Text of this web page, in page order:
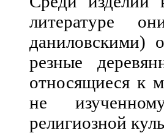
литературе
даниловскими)
резные
относящиеся к
не
религиозной